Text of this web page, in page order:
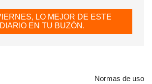
favorito
SESIÓN CANCELAR
LO MEJOR DE ESTE
DIARIO EN TU BUZÓN.
Normas de uso